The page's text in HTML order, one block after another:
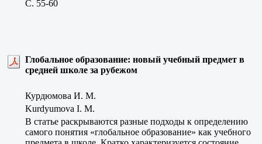
C. 55-60
Глобальное образование: новый учебный предмет в
средней школе за рубежом
Курдюмова И. М.
Kurdyumova I. M.
В статье раскрываются разные подходы к определению
самого понятия «глобальное образование» как учебного